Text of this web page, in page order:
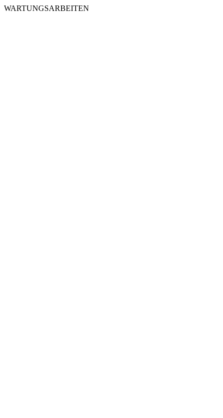
WARTUNGSARBEITEN